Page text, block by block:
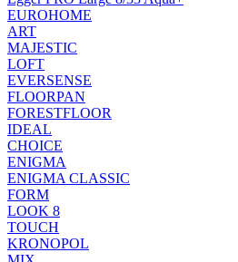
EUROHOME
ART
MAJESTIC
LOFT
EVERSENSE
FLOORPAN
FORESTFLOOR
IDEAL
CHOICE
ENIGMA
ENIGMA CLASSIC
FORM
LOOK 8
TOUCH
KRONOPOL